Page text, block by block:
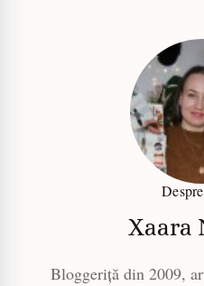
Xaara
Bloggeriță din 2009,